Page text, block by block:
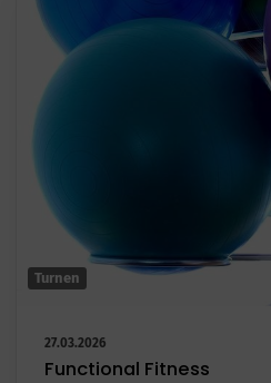
Turnen
27.03.2026
Functional Fitness